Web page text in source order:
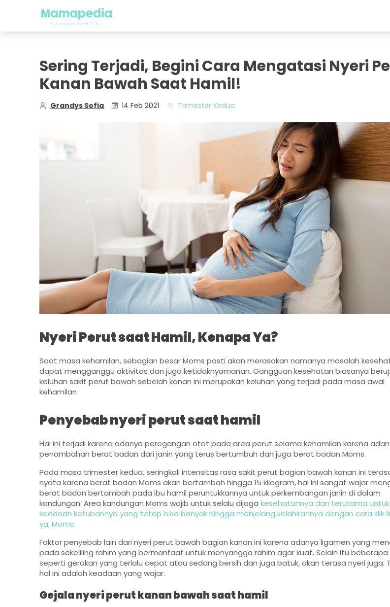
Sering Terjadi, Begini Cara Mengatasi Nyeri
Kanan Bawah Saat Hamil!
Grandys Sofia 14 Feb 2021 Trimester Kedua
Nyeri Perut saat Hamil, Kenapa Ya?
Saat masa kehamilan, sebagian besar Moms pasti akan merasakan namanya masalah
dapat mengganggu aktivitas dan juga ketidaknyamanan. Gangguan kesehatan biasanya
keluhan sakit perut bawah sebelah kanan ini merupakan keluhan yang terjadi pada masa awal
kehamilan
Penyebab nyeri perut saat hamil
Hal ini terjadi karena adanya peregangan otot pada area perut selama kehamilan karena
penambahan berat badan dari janin yang terus bertumbuh dan juga berat badan Moms.
Pada masa trimester kedua, seringkali intensitas rasa sakit perut bagian bawah kanan ini
nyata karena berat badan Moms akan bertambah hingga 15 kilogram, hal ini sangat wajar
berat badan bertambah pada ibu hamil peruntukkannya untuk perkembangan janin di dalam
kandungan. Area kandungan Moms wajib untuk selalu dijaga kesehatannya dan terutama untuk
keadaan ketubannya yang tetap bisa banyak hingga menjelang kelahirannya dengan cara klik
ya, Moms.
Faktor penyebab lain dari nyeri perut bawah bagian kanan ini karena adanya ligamen yang
pada sekeliling rahim yang bermanfaat untuk menyangga rahim agar kuat. Selain itu
seperti gerakan yang terlalu cepat atau sedang bersih dan juga batuk, akan terasa nyeri juga.
hal ini adalah keadaan yang wajar.
Gejala nyeri perut kanan bawah saat hamil